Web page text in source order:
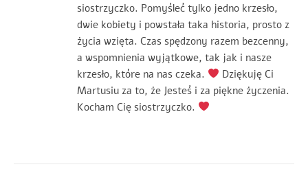
siostrzyczko. Pomyśleć tylko jedno krzesło,
dwie kobiety i powstała taka historia, prosto z
życia wzięta. Czas spędzony razem bezcenny,
a wspomnienia wyjątkowe, tak jak i nasze
krzesło, które na nas czeka.
Dziękuję Ci
Martusiu za to, że Jesteś i za piękne życzenia.
Kocham Cię siostrzyczko.